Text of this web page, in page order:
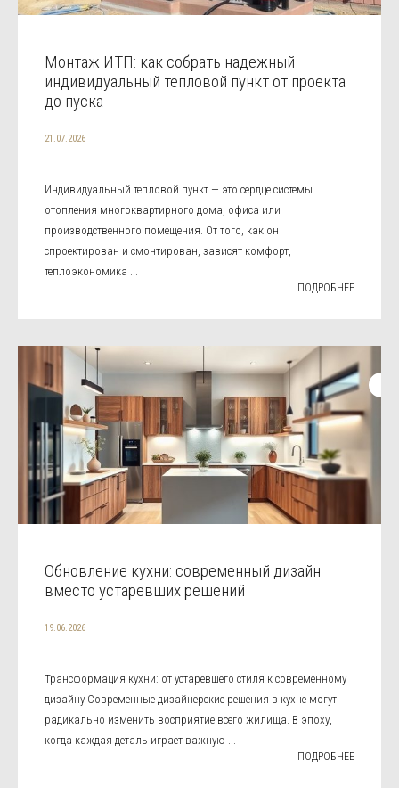
Монтаж ИТП: как собрать надежный
индивидуальный тепловой пункт от проекта
до пуска
21.07.2026
Индивидуальный тепловой пункт — это сердце системы
отопления многоквартирного дома, офиса или
производственного помещения. От того, как он
спроектирован и смонтирован, зависят комфорт,
теплоэкономика ...
ПОДРОБНЕЕ
Обновление кухни: современный дизайн
вместо устаревших решений
19.06.2026
Трансформация кухни: от устаревшего стиля к современному
дизайну Современные дизайнерские решения в кухне могут
радикально изменить восприятие всего жилища. В эпоху,
когда каждая деталь играет важную ...
ПОДРОБНЕЕ